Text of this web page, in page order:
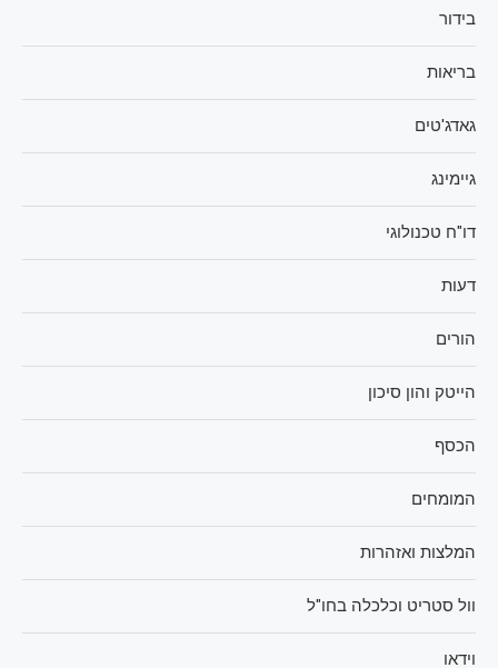
בידור
בריאות
גאדג'טים
גיימינג
דו"ח טכנולוגי
דעות
הורים
הייטק והון סיכון
הכסף
המומחים
המלצות ואזהרות
וול סטריט וכלכלה בחו"ל
וידאו